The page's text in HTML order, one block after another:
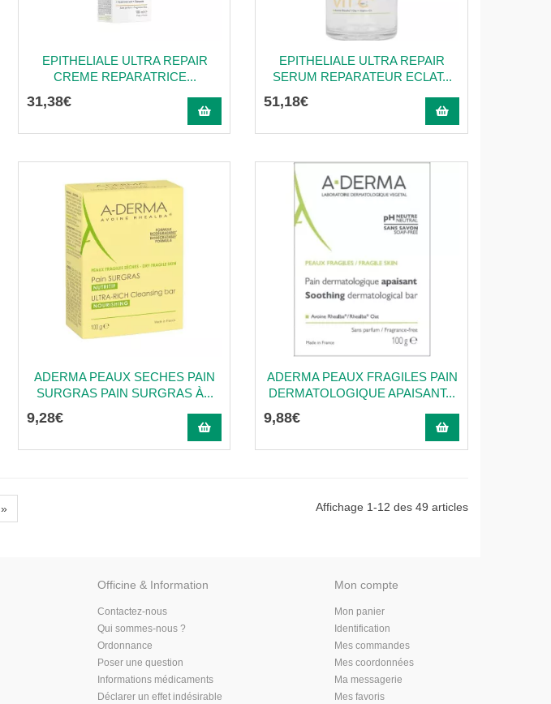
EPITHELIALE ULTRA REPAIR
CREME REPARATRICE...
31,38€
EPITHELIALE ULTRA REPAIR
SERUM REPARATEUR ECLAT...
51,18€
ADERMA PEAUX SECHES PAIN
SURGRAS PAIN SURGRAS À...
9,28€
ADERMA PEAUX FRAGILES PAIN
DERMATOLOGIQUE APAISANT...
9,88€
» Affichage 1-12 des 49 articles
Officine & Information
Contactez-nous
Qui sommes-nous ?
Ordonnance
Poser une question
Informations médicaments
Déclarer un effet indésirable
Mon compte
Mon panier
Identification
Mes commandes
Mes coordonnées
Ma messagerie
Mes favoris